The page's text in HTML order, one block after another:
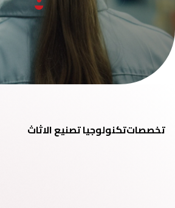
تخصصاتتكنولوجيا تصنيع الاثاث